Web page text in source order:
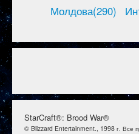
Молдова(290)
StarCraft®: Brood War®
© Blizzard Entertainment., 1998 г. Все